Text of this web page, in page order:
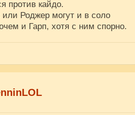
против кайдо.
или Роджер могут и в соло
и Гарп, хотя с ним спорно.